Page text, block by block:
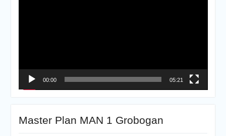
00:00 05:21
Master Plan MAN 1 Grobogan